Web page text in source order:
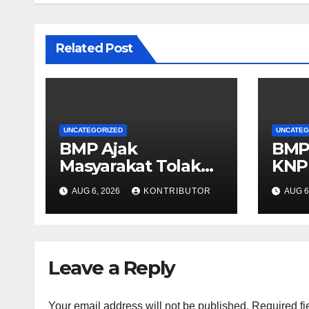
Related Post
UNCATEGORIZED
BMP Ajak
Masyarakat Tolak
Aksi Anarkis Demi
Menjaga Keamanan
dan Pembangunan
AUG 6, 2026 KONTRIBUTOR AUG
Leave a Reply
Your email address will not be published. Required